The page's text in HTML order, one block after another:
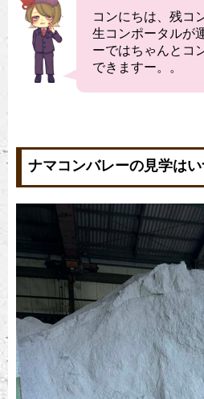
コンにちは、残コ
生コンポータルが
ーではちゃんとコ
できますー。。
ナマコンバレーの見学は